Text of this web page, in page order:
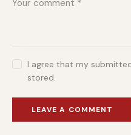
I agree that my
stored.